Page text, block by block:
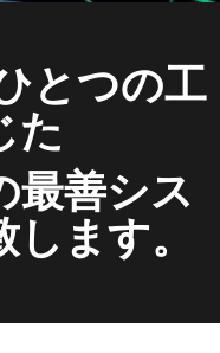
とつの工
た
最善シス
ます。